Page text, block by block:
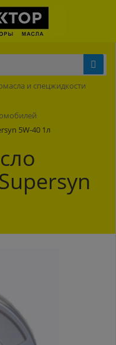
и спецжидкости
5W-40 1л